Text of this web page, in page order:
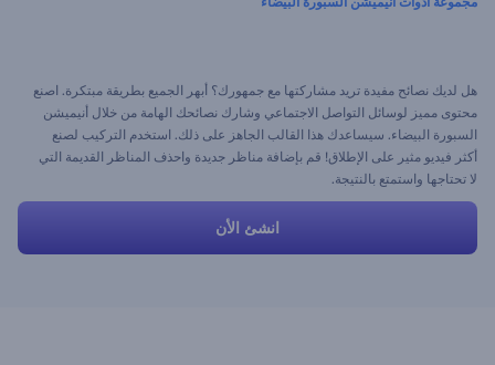
هل لديك نصائح مفيدة تريد مشاركتها مع جمهورك؟ أبهر الجميع بطريقة مبتكرة. اصنع
محتوى مميز لوسائل التواصل الاجتماعي وشارك نصائحك الهامة من خلال أنيميشن
السبورة البيضاء. سيساعدك هذا القالب الجاهز على ذلك. استخدم التركيب لصنع
أكثر فيديو مثير على الإطلاق! قم بإضافة مناظر جديدة واحذف المناظر القديمة التي
لا تحتاجها واستمتع بالنتيجة.
انشئ الأن